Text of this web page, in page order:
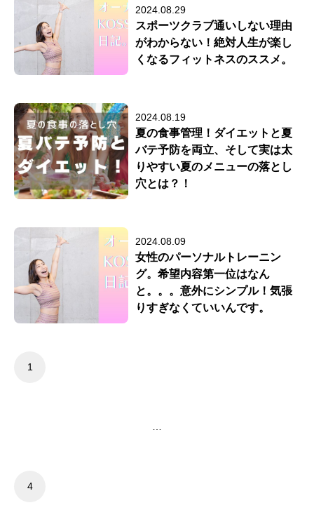
2024.08.29
スポーツクラブ通いしない理由
がわからない！絶対人生が楽し
くなるフィットネスのススメ。
2024.08.19
夏の食事管理！ダイエットと夏
バテ予防を両立、そして実は太
りやすい夏のメニューの落とし
穴とは？！
2024.08.09
女性のパーソナルトレーニン
グ。希望内容第一位はなん
と。。。意外にシンプル！気張
りすぎなくていいんです。
1
4